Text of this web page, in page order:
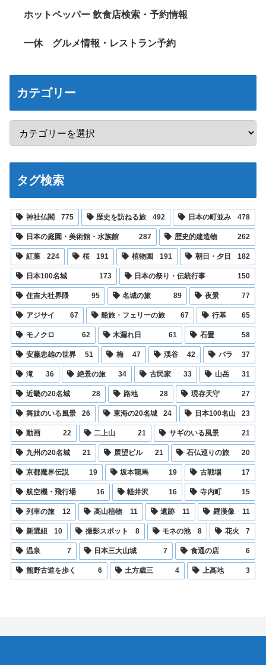
ホットペッパー 飲食店検索・予約情報
一休 グルメ情報・レストラン予約
カテゴリー
タグ検索
神社仏閣 775 歴史を訪ねる旅 492 日本の町並み 478
日本の庭園・美術館・水族館 287 歴史的建造物 262
紅葉 224 桜 191 植物園 191 朝日・夕日 182
日本100名城 173 日本の祭り・伝統行事 150
住吉大社界隈 95 名城の旅 89 夜景 77
アジサイ 67 船旅・フェリーの旅 67 行基 65
モノクロ 62 木漏れ日 61 石畳 58
安藤忠雄の世界 51 梅 47 渓谷 42 バラ 37
滝 36 絶景の旅 34 古民家 33 山岳 31
近畿の20名城 28 路地 28 現存天守 27
舞妓のいる風景 26 東海の20名城 24 日本100名山 23
動画 22 二上山 21 サギのいる風景 21
九州の20名城 21 展望ビル 21 石仏巡りの旅 20
京都魔界伝説 19 坂本龍馬 19 古戦場 17
航空機・飛行場 16 軽井沢 16 寺内町 15
列車の旅 12 高山植物 11 遺跡 11 羅漢像 11
新選組 10 撮影スポット 8 モネの池 8 花火 7
温泉 7 日本三大山城 7 食通の店 6
熊野古道を歩く 6 土方歳三 4 上高地 3